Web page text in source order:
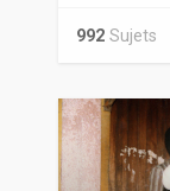
992Sujets